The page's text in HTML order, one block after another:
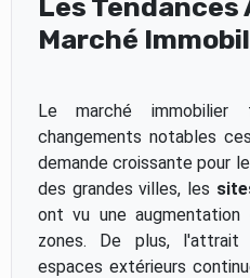
Marché
Le marché
changements notables
demande croissante pour
des grandes villes, les
ont vu une augmentation
zones. De plus, l'attrait
espaces extérieurs